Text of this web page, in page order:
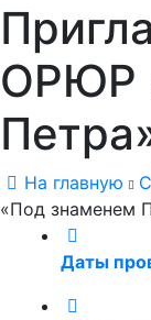
ОРЮР
На главную
«Под знаменем
Даты